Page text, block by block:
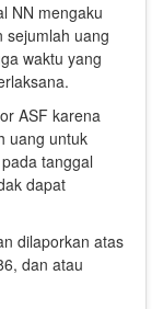
NN mengaku
sejumlah uang
waktu yang
ASF karena
uang untuk
tanggal
dapat
dilaporkan atas
dan atau